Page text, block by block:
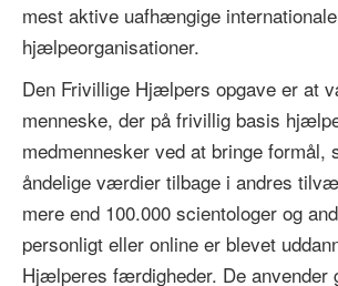
mest aktive uafhængige internationale
hjælpeorganisationer.
Den Frivillige Hjælpers opgave er at
menneske, der på frivillig basis
medmennesker ved at bringe formål,
åndelige værdier tilbage i andres
mere end 100.000 scientologer og
personligt eller online er blevet
Hjælperes færdigheder. De anvender